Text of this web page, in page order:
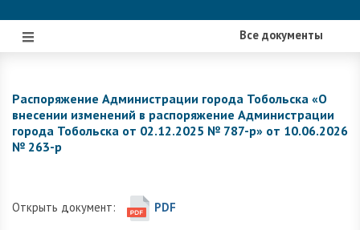
Все документы
|||
Распоряжение Администрации города Тобольска «О
внесении изменений в распоряжение Администрации
города Тобольска от 02.12.2025 № 787-р» от 10.06.2026
№ 263-р
Открыть документ: PDF